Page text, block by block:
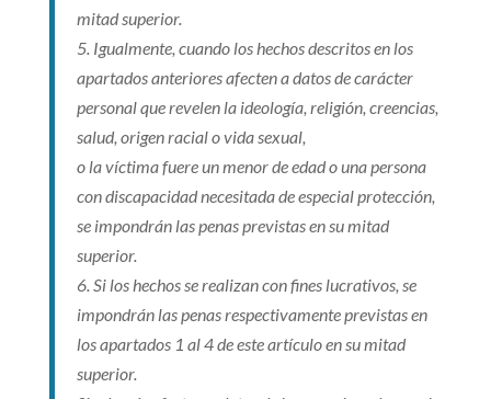
mitad superior.
5. Igualmente, cuando los hechos descritos en los
apartados anteriores afecten a datos de carácter
personal que revelen la ideología, religión, creencias,
salud, origen racial o vida sexual,
o la víctima fuere un menor de edad o una persona
con discapacidad necesitada de especial protección,
se impondrán las penas previstas en su mitad
superior.
6. Si los hechos se realizan con fines lucrativos, se
impondrán las penas respectivamente previstas en
los apartados 1 al 4 de este artículo en su mitad
superior.